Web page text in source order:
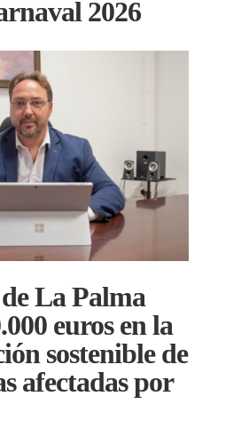
2026
La Palma
euros en la
sostenible de
afectadas por